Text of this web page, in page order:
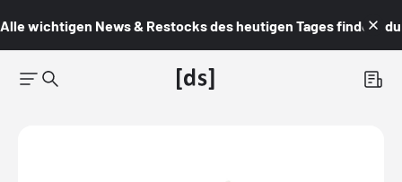
Alle wichtigen News & Restocks des heutigen Tages findest du